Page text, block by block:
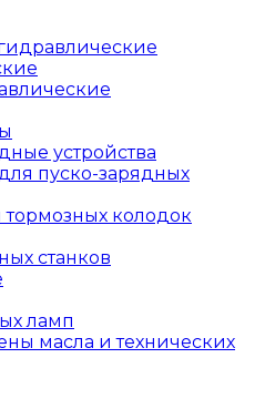
устройства
пуско-зарядных
колодок
станков
ламп
масла и технических